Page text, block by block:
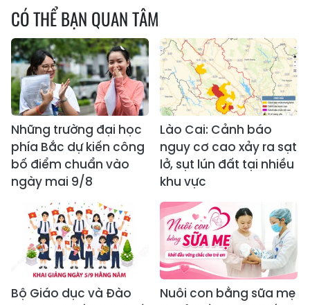
CÓ THỂ BẠN QUAN TÂM
Những trường đại học
phía Bắc dự kiến công
bố điểm chuẩn vào
ngày mai 9/8
Lào Cai: Cảnh báo
nguy cơ cao xảy ra sạt
lở, sụt lún đất tại nhiều
khu vực
Bộ Giáo dục và Đào
Nuôi con bằng sữa mẹ